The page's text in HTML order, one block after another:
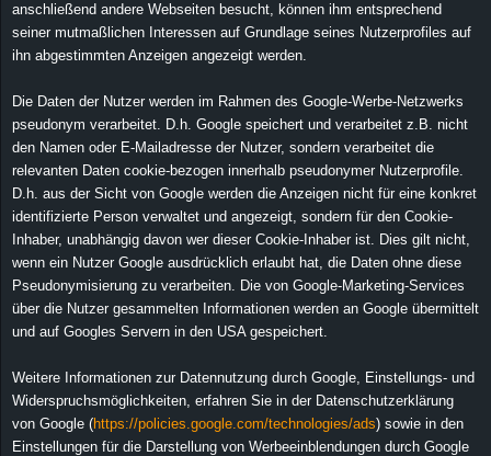
anschließend andere Webseiten besucht, können ihm entsprechend
seiner mutmaßlichen Interessen auf Grundlage seines Nutzerprofiles auf
ihn abgestimmten Anzeigen angezeigt werden.
Die Daten der Nutzer werden im Rahmen des Google-Werbe-Netzwerks
pseudonym verarbeitet. D.h. Google speichert und verarbeitet z.B. nicht
den Namen oder E-Mailadresse der Nutzer, sondern verarbeitet die
relevanten Daten cookie-bezogen innerhalb pseudonymer Nutzerprofile.
D.h. aus der Sicht von Google werden die Anzeigen nicht für eine konkret
identifizierte Person verwaltet und angezeigt, sondern für den Cookie-
Inhaber, unabhängig davon wer dieser Cookie-Inhaber ist. Dies gilt nicht,
wenn ein Nutzer Google ausdrücklich erlaubt hat, die Daten ohne diese
Pseudonymisierung zu verarbeiten. Die von Google-Marketing-Services
über die Nutzer gesammelten Informationen werden an Google übermittelt
und auf Googles Servern in den USA gespeichert.
Weitere Informationen zur Datennutzung durch Google, Einstellungs- und
Widerspruchsmöglichkeiten, erfahren Sie in der Datenschutzerklärung
von Google (https://policies.google.com/technologies/ads) sowie in den
Einstellungen für die Darstellung von Werbeeinblendungen durch Google